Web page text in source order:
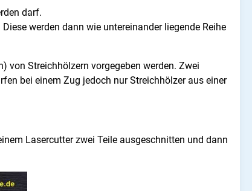
darf.
werden dann wie untereinander liegende Reihe
von Streichhölzern vorgegeben werden. Zwei
bei einem Zug jedoch nur Streichhölzer aus einer
Lasercutter zwei Teile ausgeschnitten und dann